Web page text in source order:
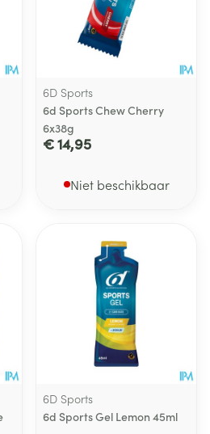
6D Sports
6d Sports Chew Cherry
6x38g
€ 14,95
Niet beschikbaar
6D Sports
6d Sports Gel Lemon 45ml